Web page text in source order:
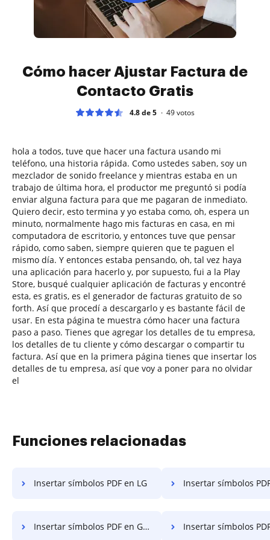
Cómo hacer Ajustar Factura de
Contacto Gratis
4.8 de 5 49votos
hola a todos, tuve que hacer una factura usando mi
teléfono, una historia rápida. Como ustedes saben, soy un
mezclador de sonido freelance y mientras estaba en un
trabajo de última hora, el productor me preguntó si podía
enviar alguna factura para que me pagaran de inmediato.
Quiero decir, esto termina y yo estaba como, oh, espera un
minuto, normalmente hago mis facturas en casa, en mi
computadora de escritorio, y entonces tuve que pensar
rápido, como saben, siempre quieren que te paguen el
mismo día. Y entonces estaba pensando, oh, tal vez haya
una aplicación para hacerlo y, por supuesto, fui a la Play
Store, busqué cualquier aplicación de facturas y encontré
esta, es gratis, es el generador de facturas gratuito de so
forth. Así que procedí a descargarlo y es bastante fácil de
usar. En esta página te muestra cómo hacer una factura
paso a paso. Tienes que agregar los detalles de tu empresa,
los detalles de tu cliente y cómo descargar o compartir tu
factura. Así que en la primera página tienes que insertar los
detalles de tu empresa, así que voy a poner para no olvidar
el
Funciones relacionadas
Insertar símbolos PDF en LG Insertar símbolos PDF en
Insertar símbolos PDF en Google Pixel Insertar símbolos PDF en